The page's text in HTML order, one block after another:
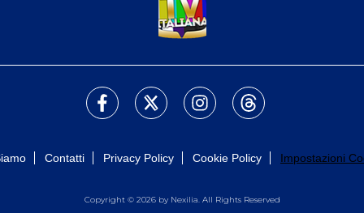
Contatti Privacy Policy Cookie Policy Impostazioni
Copyright © 2026 by Nexilia. All Rights Reserved